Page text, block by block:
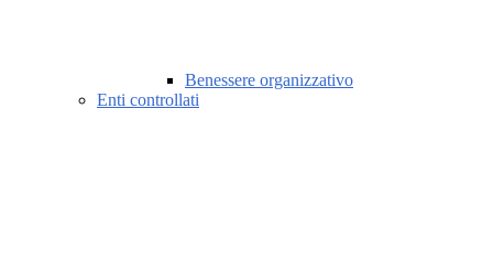
Benessere organizzativo
Enti controllati